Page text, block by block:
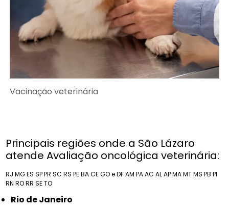
Vacinação veterinária
Principais regiões onde a São Lázaro
atende Avaliação oncológica veterinária:
RJ MGES SPPR SC RS PEBACEGO e DFAM PAAC ALAPMAMTMS PB PI
RN RORR SETO
Rio de Janeiro